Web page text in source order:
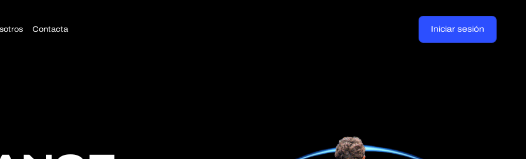
Contacta Iniciar sesión